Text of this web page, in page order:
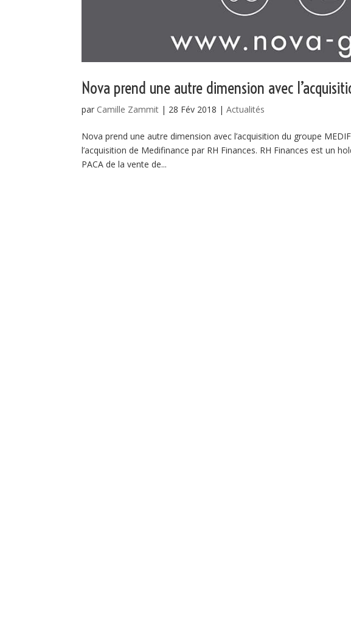
Nova prend une autre dimension avec
par Camille Zammit | 28 Fév 2018 |Actualités
Nova prend une autre dimension avec l’acquisition du groupe
l’acquisition de Medifinance par RH Finances. RH Finances est un
PACA de la vente de...